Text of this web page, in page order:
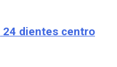
24 dientes centro